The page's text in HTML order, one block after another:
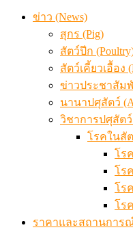
ข่าว (News)
สุกร (Pig)
สัตว์ปีก
สัตว์เคี้ยวเอื้อง
ข่าวประชาสัมพั
นานาปศุสัตว์
วิชาการปศุสัตว์
โรคในสั
โร
โร
โร
โร
ราคาและสถานการณ์